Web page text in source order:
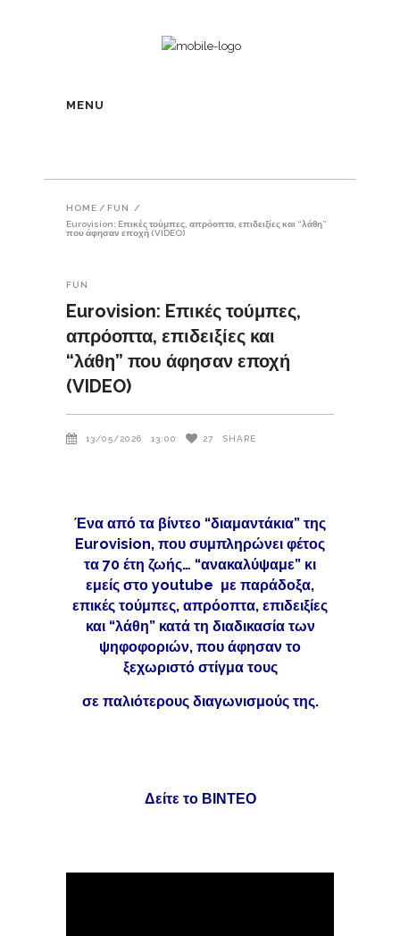
MENU
HOME / FUN
/
Eurovision: Eπικές τούμπες, απρόοπτα, επιδειξίες και “λάθη”
που άφησαν εποχή (VIDEO)
FUN
Eurovision: Eπικές τούμπες,
απρόοπτα, επιδειξίες και
“λάθη” που άφησαν εποχή
(VIDEO)
13/05/2026 13:00 27 SHARE
Ένα από τα βίντεο “διαμαντάκια” της
Eurovision, που συμπληρώνει φέτος
τα 70 έτη ζωής… “ανακαλύψαμε” κι
εμείς στο youtube με παράδοξα,
επικές τούμπες, απρόοπτα, επιδειξίες
και “λάθη” κατά τη διαδικασία των
ψηφοφοριών, που άφησαν το
ξεχωριστό στίγμα τους
σε παλιότερους διαγωνισμούς της.
Δείτε το ΒΙΝΤΕΟ